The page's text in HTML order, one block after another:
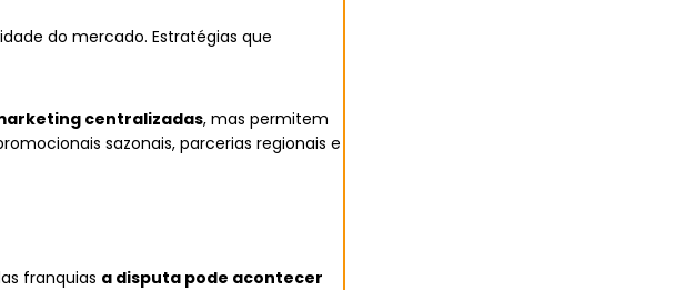
do mercado. Estratégias que
centralizadas, mas permitem
sazonais, parcerias regionais e
franquias a disputa pode acontecer